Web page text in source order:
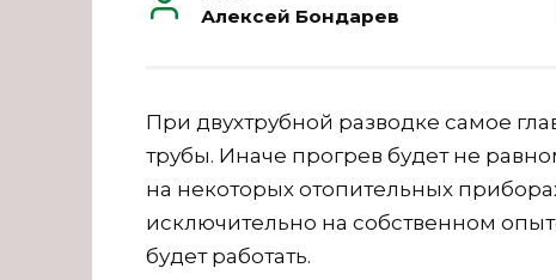
Алексей Бондарев
При двухтрубной разводке самое
трубы. Иначе прогрев будет не
на некоторых отопительных
исключительно на собственном
будет работать.